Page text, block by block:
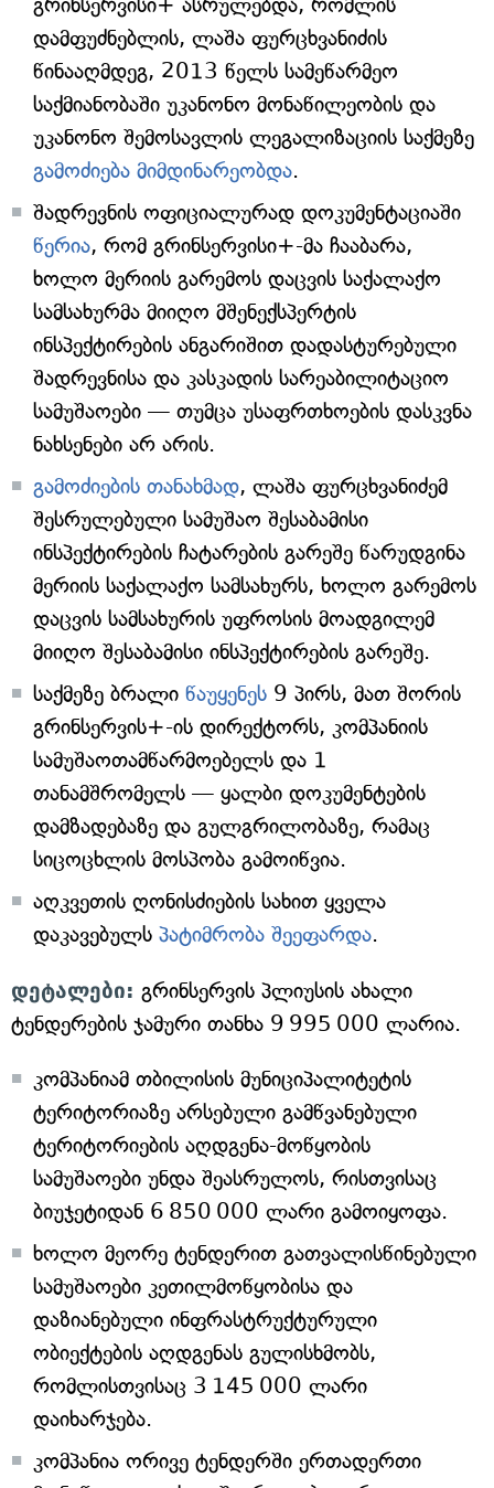
დამფუძნებლის, ლაშა ფურცხვანიძის
წინააღმდეგ, 2013 წელს სამეწარმეო
საქმიანობაში უკანონო მონაწილეობის და
უკანონო შემოსავლის ლეგალიზაციის საქმეზე
გამოძიება მიმდინარეობდა.
შადრევნის ოფიციალურად დოკუმენტაციაში
წერია, რომ გრინსერვისი+-მა ჩააბარა,
ხოლო მერიის გარემოს დაცვის საქალაქო
სამსახურმა მიიღო მშენექსპერტის
ინსპექტირების ანგარიშით დადასტურებული
შადრევნისა და კასკადის სარეაბილიტაციო
სამუშაოები — თუმცა უსაფრთხოების დასკვნა
ნახსენები არ არის.
გამოძიების თანახმად, ლაშა ფურცხვანიძემ
შესრულებული სამუშაო შესაბამისი
ინსპექტირების ჩატარების გარეშე წარუდგინა
მერიის საქალაქო სამსახურს, ხოლო გარემოს
დაცვის სამსახურის უფროსის მოადგილემ
მიიღო შესაბამისი ინსპექტირების გარეშე.
საქმეზე ბრალი წაუყენეს 9 პირს, მათ შორის
გრინსერვის+-ის დირექტორს, კომპანიის
სამუშაოთამწარმოებელს და 1
თანამშრომელს — ყალბი დოკუმენტების
დამზადებაზე და გულგრილობაზე, რამაც
სიცოცხლის მოსპობა გამოიწვია.
აღკვეთის ღონისძიების სახით ყველა
დაკავებულს პატიმრობა შეეფარდა.
დეტალები: გრინსერვის პლიუსის ახალი
ტენდერების ჯამური თანხა 9 995 000 ლარია.
კომპანიამ თბილისის მუნიციპალიტეტის
ტერიტორიაზე არსებული გამწვანებული
ტერიტორიების აღდგენა-მოწყობის
სამუშაოები უნდა შეასრულოს, რისთვისაც
ბიუჯეტიდან 6 850 000 ლარი გამოიყოფა.
ხოლო მეორე ტენდერით გათვალისწინებული
სამუშაოები კეთილმოწყობისა და
დაზიანებული ინფრასტრუქტურული
ობიექტების აღდგენას გულისხმობს,
რომლისთვისაც 3 145 000 ლარი
დაიხარჯება.
კომპანია ორივე ტენდერში ერთადერთი